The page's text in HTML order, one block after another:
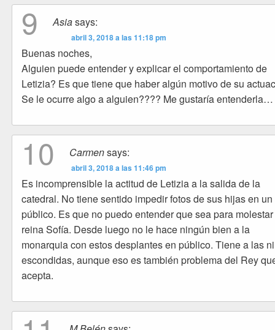
9 Asiasays:
abril 3, 2018 a las 11:18 pm
Buenas noches,
Alguien puede entender y explicar el comportamiento de
Letizia? Es que tiene que haber algún motivo de su
Se le ocurre algo a alguien???? Me gustaría entenderla…
10 Carmensays:
abril 3, 2018 a las 11:46 pm
Es incomprensible la actitud de Letizia a la salida de la
catedral. No tiene sentido impedir fotos de sus hijas en
público. Es que no puedo entender que sea para
reina Sofía. Desde luego no le hace ningún bien a la
monarquia con estos desplantes en público. Tiene a las
escondidas, aunque eso es también problema del Rey
acepta.